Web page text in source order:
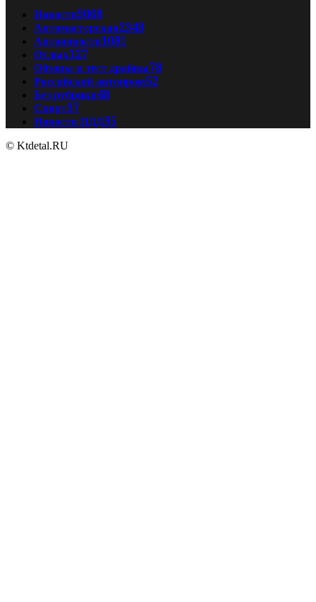
Новости5068
Автомастерская2343
Автоновости1081
Отдых127
Обзоры и тест драйвы78
Российский автопром52
Без рубрики48
Спорт37
Новости ПДД35
© Ktdetal.RU